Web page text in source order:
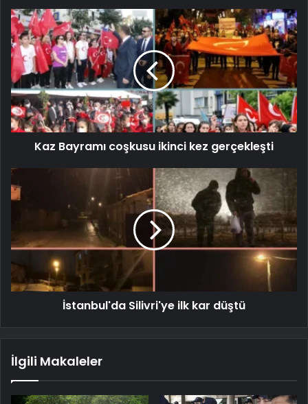
Kaz Bayramı coşkusu ikinci kez gerçekleşti
İstanbul'da Silivri'ye ilk kar düştü
İlgili Makaleler